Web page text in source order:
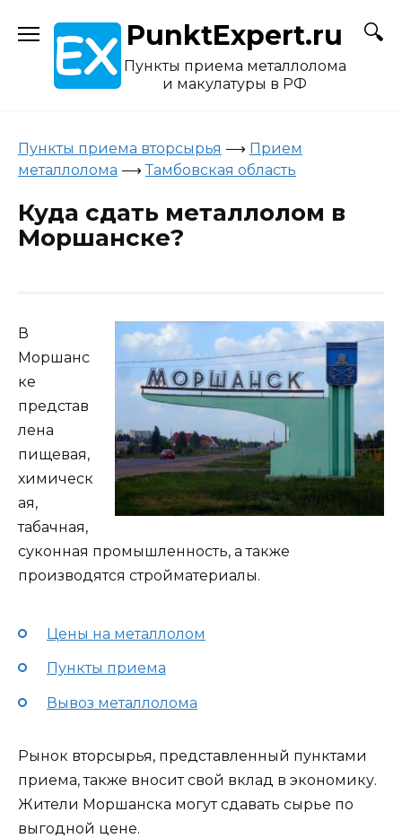
content
PunktExpert.ru
Пункты приема металлолома
и макулатуры в РФ
Пункты приема вторсырья ⟶ Прием
металлолома ⟶Тамбовская область
Куда сдать металлолом в
Моршанске?
В
Моршанс
ке
представ
лена
пищевая,
химическ
ая,
табачная,
суконная промышленность, а также
производятся стройматериалы.
Цены на металлолом
Пункты приема
Вывоз металлолома
Рынок вторсырья, представленный пунктами
приема, также вносит свой вклад в экономику.
Жители Моршанска могут сдавать сырье по
выгодной цене.